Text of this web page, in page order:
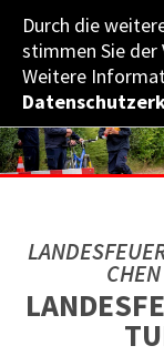
Durch die
stimmen Sie der
Weitere
NÖ­